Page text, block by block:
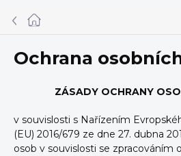
Domů
Ochrana
ZÁSADY OCHRANY
v souvislosti s Nařízením
(EU) 2016/679 ze dne 27. dubna
osob v souvislosti se zpracováním